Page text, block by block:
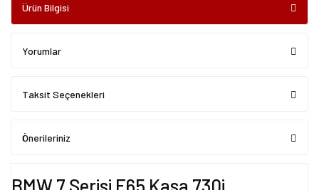
Ürün Bilgisi
Yorumlar
Taksit Seçenekleri
Önerileriniz
BMW 7 Serisi E65 Kasa 730i